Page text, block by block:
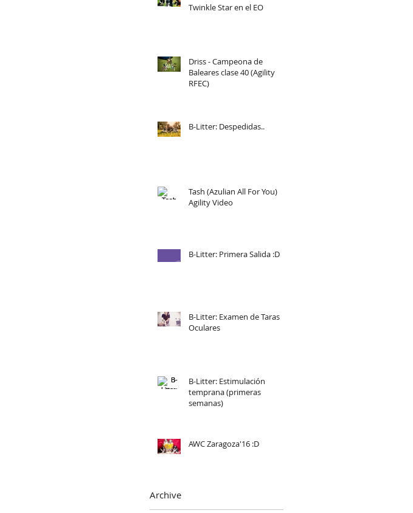
Twinkle Star en el EO
Driss - Campeona de
Baleares clase 40 (Agility
RFEC)
B-Litter: Despedidas..
Tash (Azulian All For You)
Agility Video
B-Litter: Primera Salida :D
B-Litter: Examen de Taras
Oculares
B-Litter: Estimulación
temprana (primeras
semanas)
AWC Zaragoza'16 :D
Archive